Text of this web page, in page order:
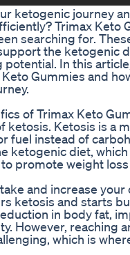
ketogenic journey
Trimax Keto
searching for.
the ketogenic
In this
Gummies and
of Trimax Keto
Ketosis is a
fuel instead of
ketogenic diet,
promote weight
and increase
ketosis and starts
in body fat,
However, reaching
which is